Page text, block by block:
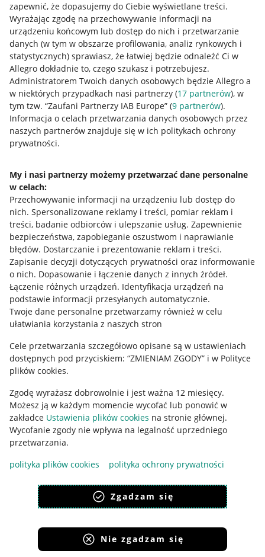
zapewnić, że dopasujemy do Ciebie wyświetlane treści.
Wyrażając zgodę na przechowywanie informacji na
urządzeniu końcowym lub dostęp do nich i przetwarzanie
danych (w tym w obszarze profilowania, analiz rynkowych i
statystycznych) sprawiasz, że łatwiej będzie odnaleźć Ci w
Allegro dokładnie to, czego szukasz i potrzebujesz.
Administratorem Twoich danych osobowych będzie Allegro a
w niektórych przypadkach nasi partnerzy (17 partnerów), w
tym tzw. “Zaufani Partnerzy IAB Europe” (9 partnerów).
Informacja o celach przetwarzania danych osobowych przez
naszych partnerów znajduje się w ich politykach ochrony
prywatności.
My i nasi partnerzy możemy przetwarzać dane personalne
w celach:
Przechowywanie informacji na urządzeniu lub dostęp do
nich. Spersonalizowane reklamy i treści, pomiar reklam i
treści, badanie odbiorców i ulepszanie usług. Zapewnienie
bezpieczeństwa, zapobieganie oszustwom i naprawianie
błędów. Dostarczanie i prezentowanie reklam i treści.
Zapisanie decyzji dotyczących prywatności oraz informowanie
o nich. Dopasowanie i łączenie danych z innych źródeł.
Łączenie różnych urządzeń. Identyfikacja urządzeń na
podstawie informacji przesyłanych automatycznie.
Twoje dane personalne przetwarzamy również w celu
ułatwiania korzystania z naszych stron
Cele przetwarzania szczegółowo opisane są w ustawieniach
dostępnych pod przyciskiem: “ZMIENIAM ZGODY” i w Polityce
plików cookies.
Zgodę wyrażasz dobrowolnie i jest ważna 12 miesięcy.
Możesz ją w każdym momencie wycofać lub ponowić w
zakładce Ustawienia plików cookies na stronie głównej.
Wycofanie zgody nie wpływa na legalność uprzedniego
przetwarzania.
polityka plików cookies
polityka ochrony prywatności
Zgadzam się
Nie zgadzam się
Przydatne informacje
Jak to działa
Allegro Gadane dla sprzedających
Allegro Gadane dla kupujących
Mapa miejscowości
Informacje prawne
Regulamin
Polityka plików "cookies"
Ustawienia plików "cookies"
Udostępnianie lokalizacji
Informacje dla Aktu o Usługach Cyfrowych
Pobierz aplikację
Korzystanie z serwisu oznacza akceptacjęregulaminu